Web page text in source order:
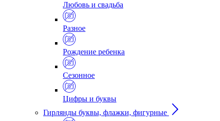
Любовь и свадьба
Разное
Рождение ребенка
Сезонное
Цифры и буквы
Гирлянды буквы, флажки, фигурные